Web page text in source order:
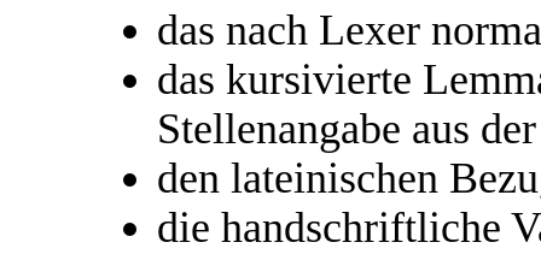
das nach Lexer
das kursivierte
Stellenangabe aus
den lateinischen
die handschriftliche